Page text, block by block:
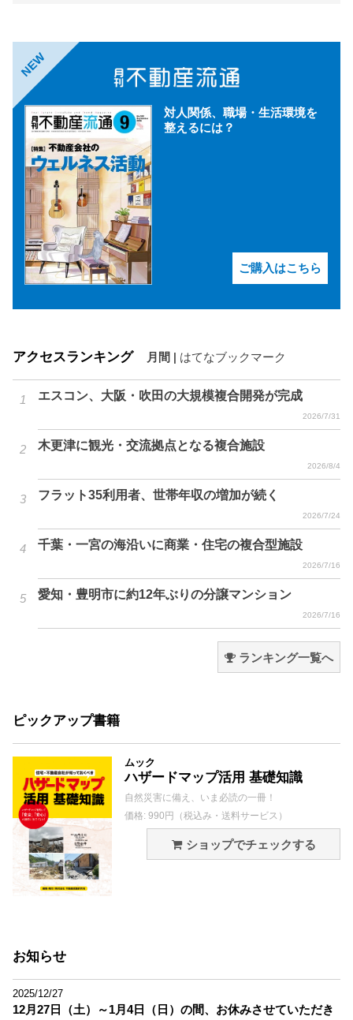
NEW
対人関係、職場・生活環境を
整えるには？
ご購入はこちら
アクセスランキング 月間 はてなブックマーク
エスコン、大阪・吹田の大規模複合開発が完成
2026/7/31
木更津に観光・交流拠点となる複合施設
2026/8/4
フラット35利用者、世帯年収の増加が続く
2026/7/24
千葉・一宮の海沿いに商業・住宅の複合型施設
2026/7/16
愛知・豊明市に約12年ぶりの分譲マンション
2026/7/16
ランキング一覧へ
ピックアップ書籍
ムック
ハザードマップ活用 基礎知識
自然災害に備え、いま必読の一冊！
価格: 990円（税込み・送料サービス）
ショップでチェックする
お知らせ
2025/12/27
12月27日（土）～1月4日（日）の間、お休みさせていただき